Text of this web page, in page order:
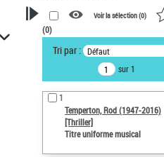
VOTRE RECHERCHE
Recherche avancée dans les
notices d’autorité
Œuvres liées à l'auteur :
Temperton, Rod (1947-2016)
Auteur d’œuvre
Voir la sélection (0)
(0)
Tri par : Défaut
sur 1
1
Temperton, Rod (1947-2016)
[Thriller]
Titre uniforme musical